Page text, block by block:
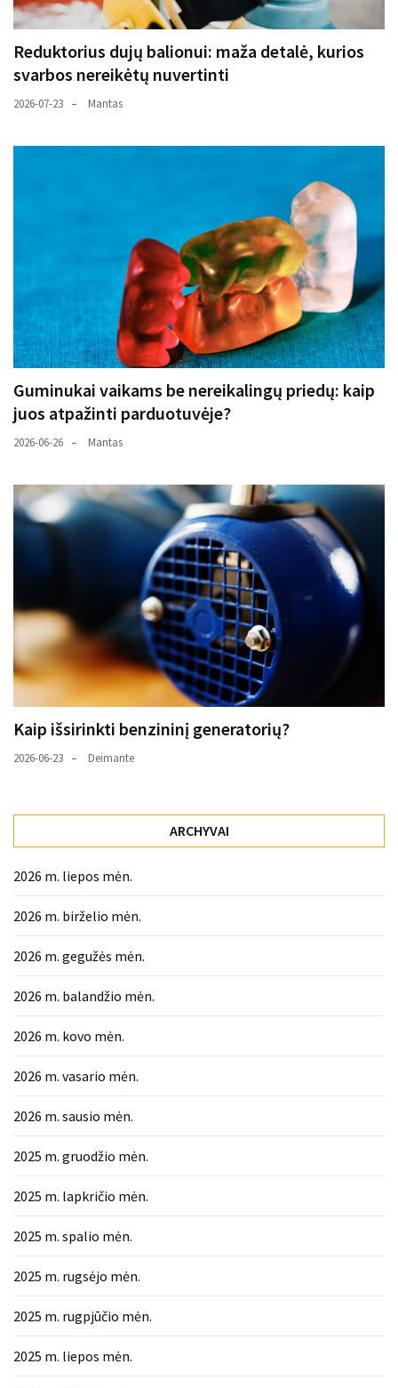
Reduktorius dujų balionui: maža detalė, kurios
svarbos nereikėtų nuvertinti
2026-07-23 Mantas
Guminukai vaikams be nereikalingų priedų: kaip
juos atpažinti parduotuvėje?
2026-06-26 Mantas
Kaip išsirinkti benzininį generatorių?
2026-06-23 Deimante
ARCHYVAI
2026 m. liepos mėn.
2026 m. birželio mėn.
2026 m. gegužės mėn.
2026 m. balandžio mėn.
2026 m. kovo mėn.
2026 m. vasario mėn.
2026 m. sausio mėn.
2025 m. gruodžio mėn.
2025 m. lapkričio mėn.
2025 m. spalio mėn.
2025 m. rugsėjo mėn.
2025 m. rugpjūčio mėn.
2025 m. liepos mėn.